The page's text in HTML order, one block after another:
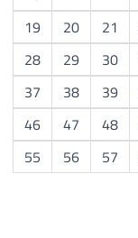
19
20 21
28
29 30
37
38 39
46
47 48
55
56 57